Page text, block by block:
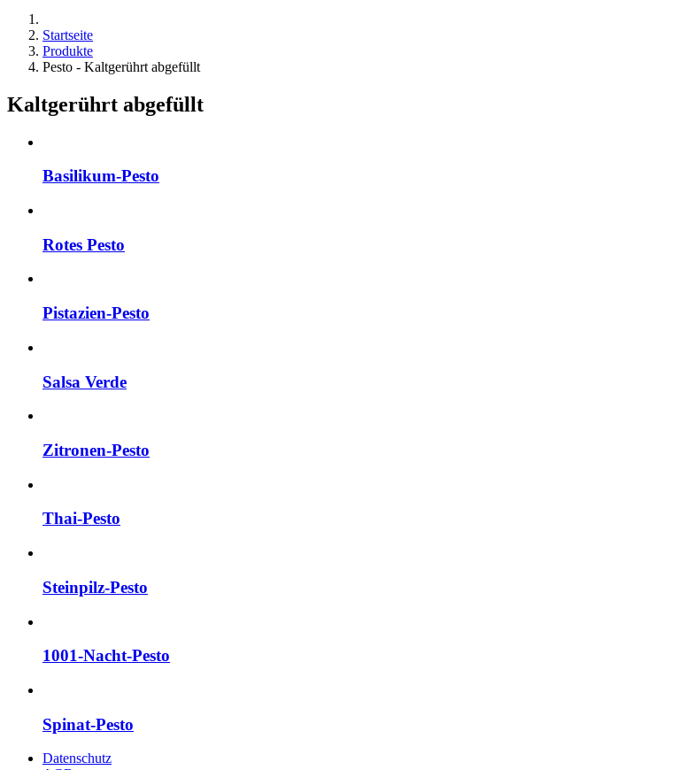
Startseite
Produkte
Pesto - Kaltgerührt abgefüllt
Kaltgerührt abgefüllt
Basilikum-Pesto
Rotes Pesto
Pistazien-Pesto
Salsa Verde
Zitronen-Pesto
Thai-Pesto
Steinpilz-Pesto
1001-Nacht-Pesto
Spinat-Pesto
Datenschutz